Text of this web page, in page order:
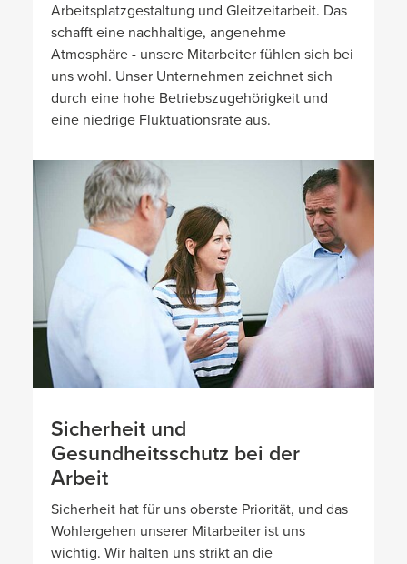
Arbeitsplatzgestaltung und Gleitzeitarbeit. Das
schafft eine nachhaltige, angenehme
Atmosphäre - unsere Mitarbeiter fühlen sich bei
uns wohl. Unser Unternehmen zeichnet sich
durch eine hohe Betriebszugehörigkeit und
eine niedrige Fluktuationsrate aus.
Sicherheit und
Gesundheitsschutz bei der
Arbeit
Sicherheit hat für uns oberste Priorität, und das
Wohlergehen unserer Mitarbeiter ist uns
wichtig. Wir halten uns strikt an die